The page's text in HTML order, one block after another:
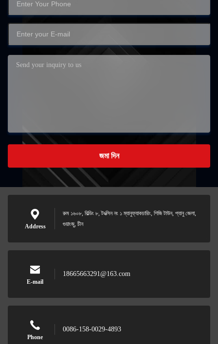
জমা দিন
Address
রুম ১৬০৮, বিল্ডিং ৮, টংক্সিন নং ১ ম্যানুফ্যাকচারিং, শিজি টাউন, প্যানু জেলা,
গুয়াংজু, চীন
E-mail
18665663291@163.com
Phone
0086-158-0029-4893